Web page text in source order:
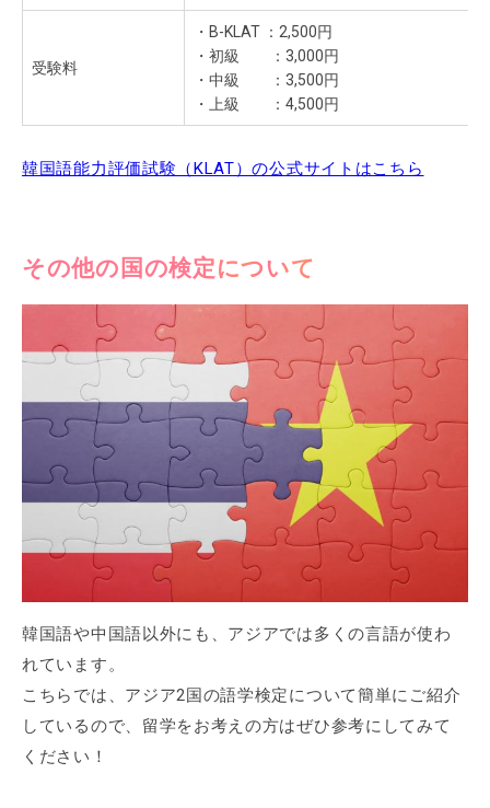
受験料
・B-KLAT ：2,500円
・初級 ：3,000円
・中級 ：3,500円
・上級 ：4,500円
韓国語能力評価試験（KLAT）の公式サイトはこちら
その他の国の検定について
韓国語や中国語以外にも、アジアでは多くの言語が使わ
れています。
こちらでは、アジア2国の語学検定について簡単にご紹介
しているので、留学をお考えの方はぜひ参考にしてみて
ください！